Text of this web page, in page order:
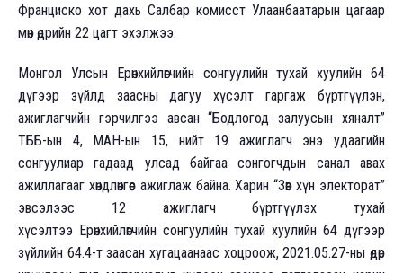
Франциско хот дахь Салбар комисст Улаанбаатарын цагаар
мөн өдрийн 22 цагт эхэлжээ.
Монгол Улсын Ерөнхийлөгчийн сонгуулийн тухай хуулийн 64
дүгээр зүйлд заасны дагуу хүсэлт гаргаж бүртгүүлэн,
ажиглагчийн гэрчилгээ авсан “Бодлогод залуусын хяналт”
ТББ-ын 4, МАН-ын 15, нийт 19 ажиглагч энэ удаагийн
сонгуулиар гадаад улсад байгаа сонгогчдын санал авах
ажиллагааг хөндлөнгөөс ажиглаж байна. Харин “Зөв хүн электорат”
эвсэлээс 12 ажиглагч бүртгүүлэх тухай
хүсэлтээ Ерөнхийлөгчийн сонгуулийн тухай хуулийн 64 дүгээр
зүйлийн 64.4-т заасан хугацаанаас хоцроож, 2021.05.27-ны өдөр